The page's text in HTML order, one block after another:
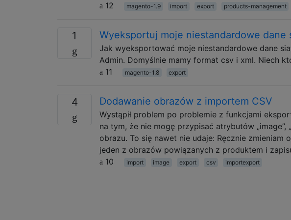
12
magento-1.9 import export products-management
1 Wyeksportuj moje niestandardowe dane
Jak wyeksportować moje niestandardowe dane
Admin. Domyślnie mamy format csv i xml. Niech
11
magento-1.8 export
4 Dodawanie obrazów z importem CSV
Wystąpił problem po problemie z funkcjami
na tym, że nie mogę przypisać atrybutów „image”,
obrazu. To się nawet nie udaje: Ręcznie zmieniam
jeden z obrazów powiązanych z produktem i
10
import image export csv importexport